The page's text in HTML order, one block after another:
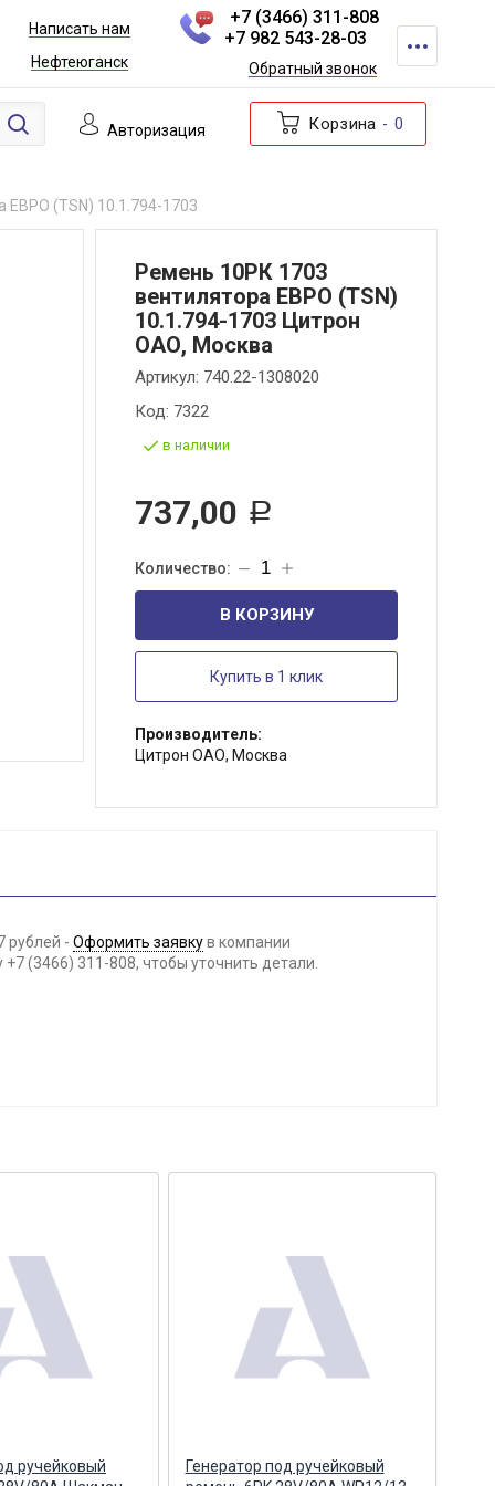
Написать нам
Нефтеюганск
+7 (3466) 311-808
+7 982 543-28-03
Обратный звонок
Авторизация Корзина 0
ЕВРО (TSN) 10.1.794-1703
Ремень 10РК 1703
вентилятора ЕВРО (TSN)
10.1.794-1703 Цитрон
ОАО, Москва
Артикул: 740.22-1308020
Код: 7322
в наличии
737,00 Р
В КОРЗИНУ
Купить в 1 клик
Производитель:
Цитрон ОАО, Москва
рублей - Оформить заявкув компании
(3466) 311-808, чтобы уточнить детали.
ручейковый
Генератор под ручейковый